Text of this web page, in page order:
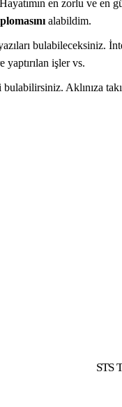
en zorlu ve en
alabildim.
bulabileceksiniz.
yaptırılan işler vs.
bulabilirsiniz. Aklınıza
STS